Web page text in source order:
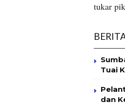
tukar
Tuai
dan